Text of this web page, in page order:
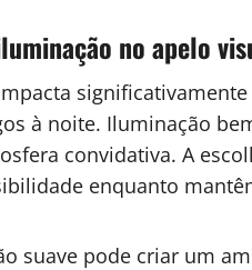
no apelo
à noite. Iluminação
convidativa. A
enquanto
suave pode criar um